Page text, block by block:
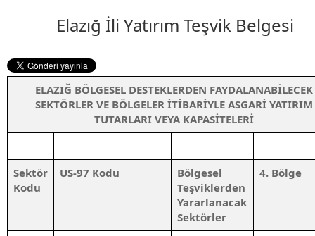
Elazığ İli Yatırım Teşvik Belgesi
ELAZIĞ BÖLGESEL DESTEKLERDEN FAYDALANABİLECEK
SEKTÖRLER VE BÖLGELER İTİBARİYLE ASGARİ YATIRIM
TUTARLARI VEYA KAPASİTELERİ
Sektör
Kodu
US-97 Kodu
Bölgesel
Teşviklerden
Yararlanacak
Sektörler
4. Bölge